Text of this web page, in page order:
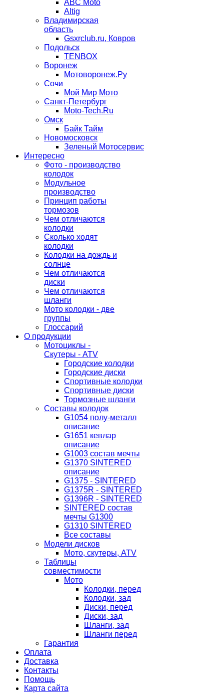
ABC Moto
Altig
Владимирская
область
Gsxrclub.ru, Ковров
Подольск
TENBOX
Воронеж
Мотоворонеж.Ру
Сочи
Мой Мир Мото
Санкт-Петербург
Moto-Tech.Ru
Омск
Байк Тайм
Новомосковск
Зеленый Мотосервис
Интересно
Фото - производство
колодок
Модульное
производство
Принцип работы
тормозов
Чем отличаются
колодки
Сколько ходят
колодки
Колодки на дождь и
солнце
Чем отличаются
диски
Чем отличаются
шланги
Мото колодки - две
группы
Глоссарий
О продукции
Мотоциклы -
Скутеры - ATV
Городские колодки
Городские диски
Спортивные колодки
Спортивные диски
Тормозные шланги
Составы колодок
G1054 полу-металл
описание
G1651 кевлар
описание
G1003 состав мечты
G1370 SINTERED
описание
G1375 - SINTERED
G1375R - SINTERED
G1396R - SINTERED
SINTERED состав
мечты G1300
G1310 SINTERED
Все составы
Модели дисков
Мото, скутеры, ATV
Таблицы
совместимости
Мото
Колодки, перед
Колодки, зад
Диски, перед
Диски, зад
Шланги, зад
Шланги перед
Гарантия
Оплата
Доставка
Контакты
Помощь
Карта сайта